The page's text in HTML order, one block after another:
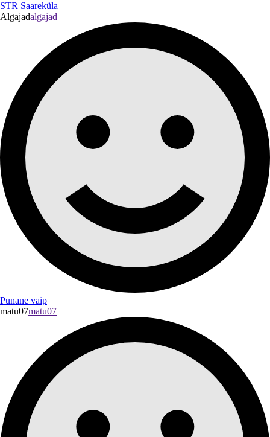
STR Saareküla
Algajadalgajad
Punane vaip
matu07matu07